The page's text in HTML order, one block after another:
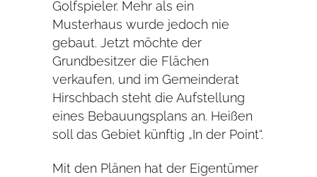
Golfspieler. Mehr als ein
Musterhaus wurde jedoch nie
gebaut. Jetzt möchte der
Grundbesitzer die Flächen
verkaufen, und im Gemeinderat
Hirschbach steht die Aufstellung
eines Bebauungsplans an. Heißen
soll das Gebiet künftig „In der Point“.
Mit den Plänen hat der Eigentümer